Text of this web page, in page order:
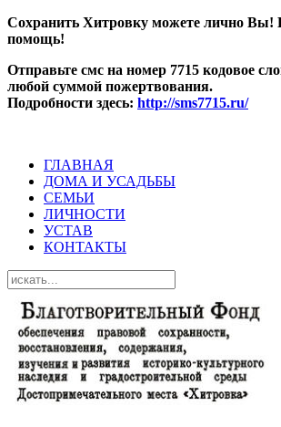
Сохранить Хитровку можете лично
помощь!
Отправьте смс на номер 7715 кодовое
любой суммой пожертвования.
Подробности здесь: http://sms7715.ru/
ГЛАВНАЯ
ДОМА И УСАДЬБЫ
СЕМЬИ
ЛИЧНОСТИ
УСТАВ
КОНТАКТЫ